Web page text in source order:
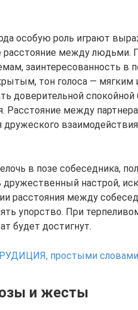
особую роль играют
расстояние между людьми.
заинтересованность
тон голоса — мягким
доверительной
Расстояние между
в позе собеседника,
настрой,
расстояния между
упорство. При
будет достигнут.
простыми словами
и жесты